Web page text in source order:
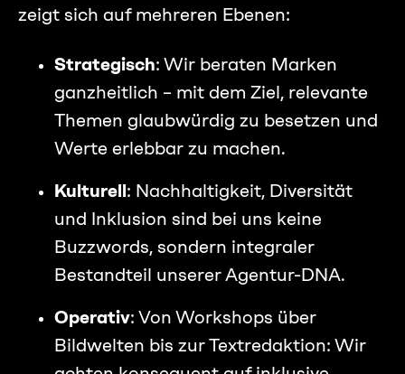
zeigt sich auf mehreren Ebenen:
Strategisch: Wir beraten Marken
ganzheitlich – mit dem Ziel, relevante
Themen glaubwürdig zu besetzen und
Werte erlebbar zu machen.
Kulturell: Nachhaltigkeit, Diversität
und Inklusion sind bei uns keine
Buzzwords, sondern integraler
Bestandteil unserer Agentur-DNA.
Operativ: Von Workshops über
Bildwelten bis zur Textredaktion: Wir